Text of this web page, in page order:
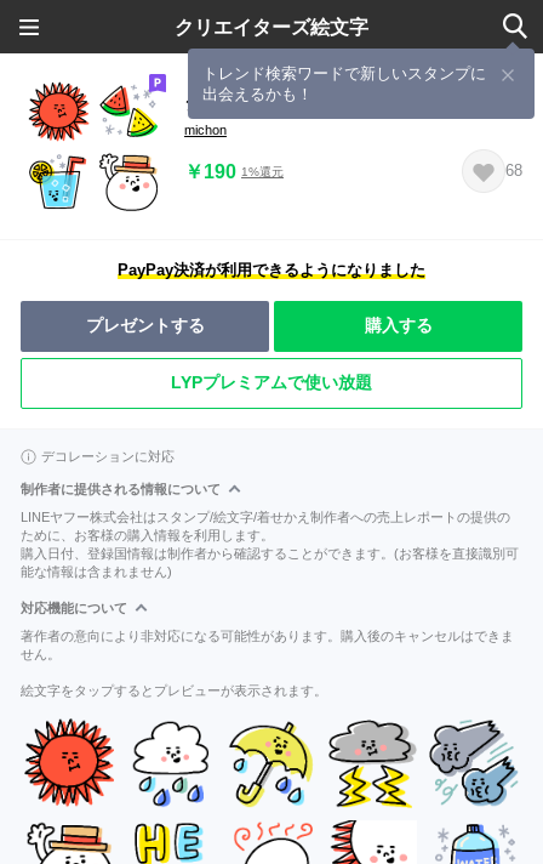
クリエイターズ絵文字
トレンド検索ワードで新しいスタンプに
出会えるかも！
シンプル☆毎日使える夏
michon
￥190 1%還元 68
PayPay決済が利用できるようになりました
プレゼントする 購入する
LYPプレミアムで使い放題
デコレーションに対応
制作者に提供される情報について
LINEヤフー株式会社はスタンプ/絵文字/着せかえ制作者への売上レポートの提供の
ために、お客様の購入情報を利用します。
購入日付、登録国情報は制作者から確認することができます。(お客様を直接識別可
能な情報は含まれません)
対応機能について
著作者の意向により非対応になる可能性があります。購入後のキャンセルはできま
せん。
絵文字をタップするとプレビューが表示されます。